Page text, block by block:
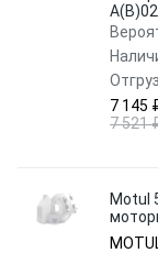
7 145
7 521
Motul